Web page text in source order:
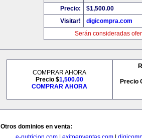
Precio:
$1,500.00
Visitar!
digicompra.com
Serán consideradas
COMPRAR AHORA
Precio $1,500.00
COMPRAR AHORA
Precio
Otros dominios en venta: